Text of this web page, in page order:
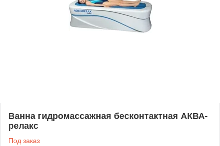
Ванна гидромассажная бесконтактная АКВА-
релакс
Под заказ